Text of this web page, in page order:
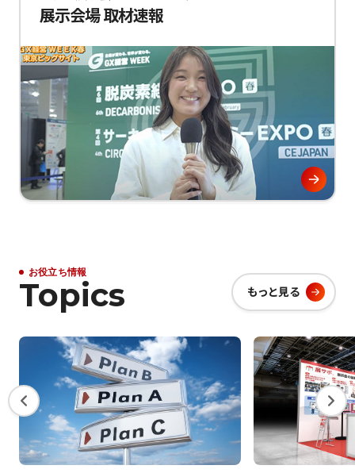
展示会場 取材速報
お役立ち情報
Topics もっと見る